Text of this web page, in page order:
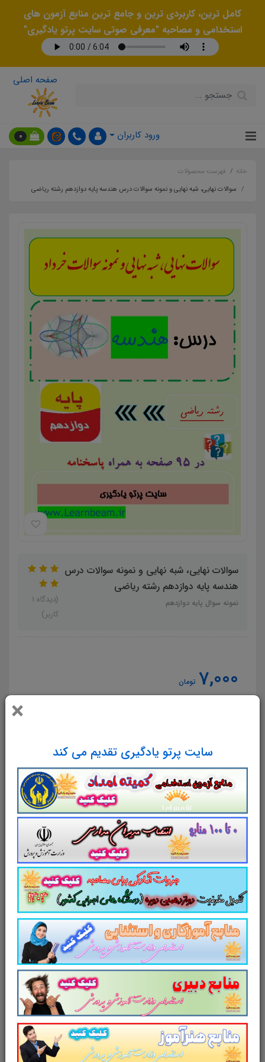
کامل ترین، کاربردی ترین و جامع ترین منابع آزمون های
استخدامی و مصاحبه "معرفی صوتی سایت پرتو یادگیری"
صفحه اصلی
ورود کاربران 0
×
سایت پرتو یادگیری تقدیم می کند
خانه
فهرست محصولات
سوالات نهایی، شبه نهایی و نمونه سوالات درس هندسه پایه دوازدهم رشته ریاضی
سوالات نهایی، شبه نهایی و نمونه سوالات درس
هندسه پایه دوازدهم رشته ریاضی
نمونه سوال پایه دوازدهم
(دیدگاه 1
کاربر)
7,000 تومان
سوالات نهایی، شبه نهایی و نمونه سوالات درس هندسه پایه
دوازدهم رشته ریاضی در 95 صفحه
دیدگاه‌ها
سوالات نهایی، شبه نهایی و نمونه سوالات درس هندسه
پایه دوازدهم رشته ریاضی در 95 صفحه
محصولات مرتبط